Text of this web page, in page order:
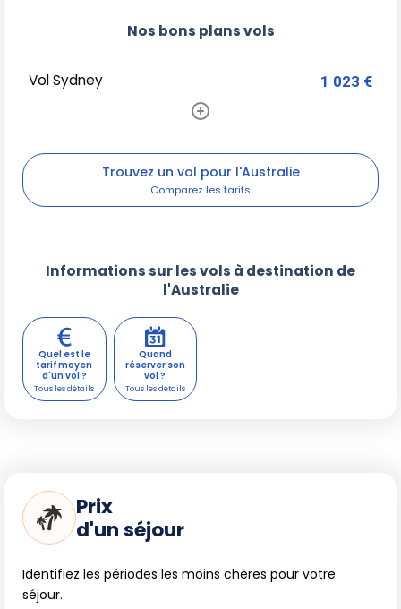
Nos bons plans vols
Vol Sydney 1 023 €
Trouvez un vol pour l'Australie
Informations sur les vols à destination de
l'Australie
Quel est le
tarif moyen
d'un vol ?
Quand
réserver son
vol ?
Prix
d'un séjour
Identifiez les périodes les moins chères pour votre
séjour.